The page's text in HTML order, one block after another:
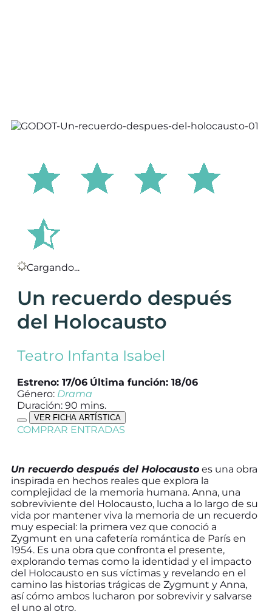
Cargando...
Un recuerdo después
del Holocausto
Teatro Infanta Isabel
Estreno: 17/06 Última función: 18/06
Género: Drama
Duración: 90 mins.
VER FICHA ARTÍSTICA
COMPRAR ENTRADAS
Un recuerdo después del Holocausto es una obra
inspirada en hechos reales que explora la
complejidad de la memoria humana. Anna, una
sobreviviente del Holocausto, lucha a lo largo de su
vida por mantener viva la memoria de un recuerdo
muy especial: la primera vez que conoció a
Zygmunt en una cafetería romántica de París en
1954. Es una obra que confronta el presente,
explorando temas como la identidad y el impacto
del Holocausto en sus víctimas y revelando en el
camino las historias trágicas de Zygmunt y Anna,
así cómo ambos lucharon por sobrevivir y salvarse
el uno al otro.